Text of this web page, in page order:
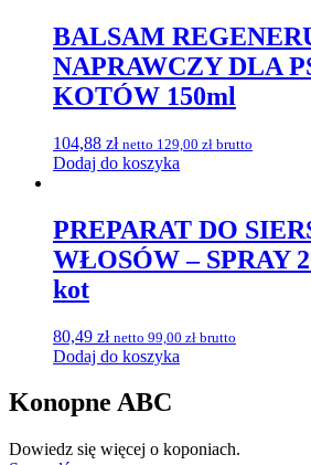
BALSAM
NAPRAWCZY DLA
KOTÓW 150ml
104,88 zł netto 129,00 zł brutto
Dodaj do koszyka
PREPARAT DO
WŁOSÓW – SPRAY
kot
80,49 zł netto 99,00 zł brutto
Dodaj do koszyka
Konopne ABC
Dowiedz się więcej o koponiach.